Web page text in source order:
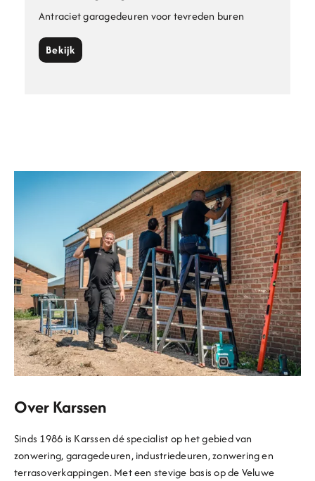
Antraciet garagedeuren voor tevreden buren
Bekijk
Over Karssen
Sinds 1986 is Karssen dé specialist op het gebied van
zonwering, garagedeuren, industriedeuren, zonwering en
terrasoverkappingen.Met een stevige basis op de Veluwe